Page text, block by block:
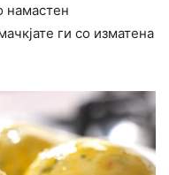
намастен
ги со изматена